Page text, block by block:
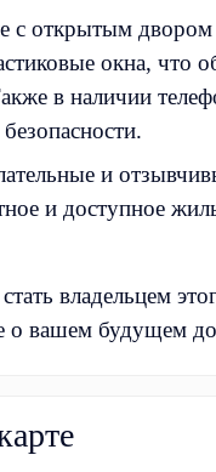
с открытым
окна, что
в наличии
и
и доступное
владельцем
о вашем будущем